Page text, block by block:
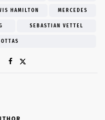
HAMILTON MERCEDES
SEBASTIAN VETTEL